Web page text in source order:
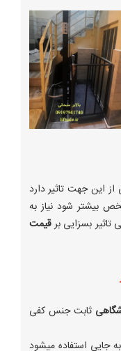
این جهت تاثیر دارد
بیشتر شود نیاز به
تاثیر بسزایی برقیمت
ثابت جنس کفی
جایی استفاده میشود